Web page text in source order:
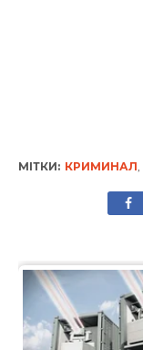
МІТКИ: КРИМИНАЛ